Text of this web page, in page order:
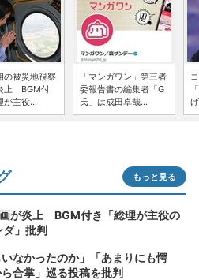
の被災地視察
上 BGM付
が主役...
「マンガワン」第三者
委報告書の編集者「G
氏」は成田卓哉...
もっと見る
が炎上 BGM付き「総理が主役の
ダ」批判
なかったのか」「あまりにも愕
合掌」巡る投稿を批判